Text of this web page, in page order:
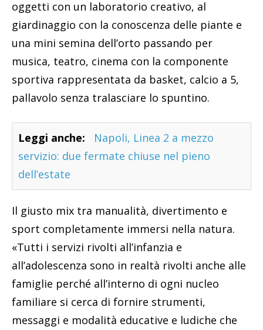
oggetti con un laboratorio creativo, al
giardinaggio con la conoscenza delle piante e
una mini semina dell’orto passando per
musica, teatro, cinema con la componente
sportiva rappresentata da basket, calcio a 5,
pallavolo senza tralasciare lo spuntino.
Leggi anche:
Napoli, Linea 2 a mezzo
servizio: due fermate chiuse nel pieno
dell’estate
Il giusto mix tra manualità, divertimento e
sport completamente immersi nella natura.
«Tutti i servizi rivolti all’infanzia e
all’adolescenza sono in realtà rivolti anche alle
famiglie perché all’interno di ogni nucleo
familiare si cerca di fornire strumenti,
messaggi e modalità educative e ludiche che